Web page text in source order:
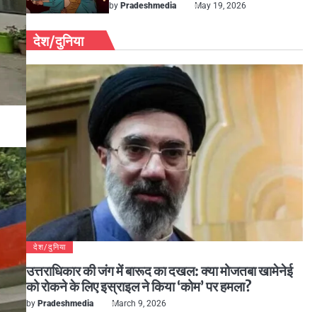
by Pradeshmedia May 19, 2026
देश/दुनिया
देश/दुनिया
उत्तराधिकार की जंग में बारूद का दखल: क्या मोजतबा खामेनेई
को रोकने के लिए इस्राइल ने किया ‘कोम’ पर हमला?
by Pradeshmedia March 9, 2026